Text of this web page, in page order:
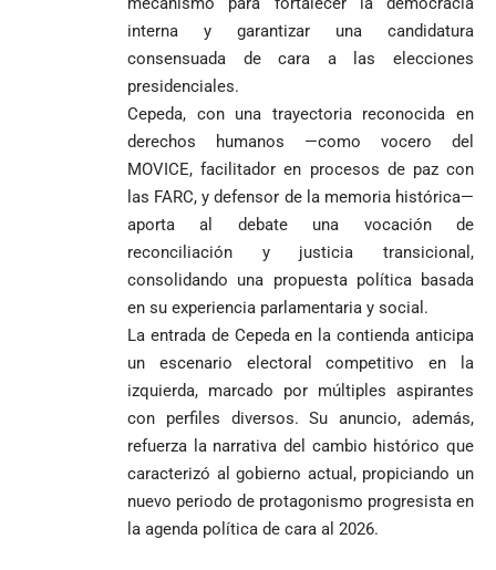
interna y garantizar una candidatura
consensuada de cara a las elecciones
presidenciales.
Cepeda, con una trayectoria reconocida en
derechos humanos —como vocero del
MOVICE, facilitador en procesos de paz con
las FARC, y defensor de la memoria histórica—
aporta al debate una vocación de
reconciliación y justicia transicional,
consolidando una propuesta política basada
en su experiencia parlamentaria y social.
La entrada de Cepeda en la contienda anticipa
un escenario electoral competitivo en la
izquierda, marcado por múltiples aspirantes
con perfiles diversos. Su anuncio, además,
refuerza la narrativa del cambio histórico que
caracterizó al gobierno actual, propiciando un
nuevo periodo de protagonismo progresista en
la agenda política de cara al 2026.